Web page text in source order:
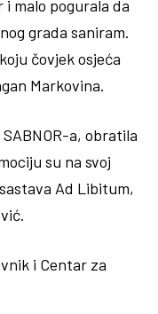
malo pogurala da
grada saniram.
čovjek osjeća
Markovina.
a, obratila
su na svoj
Ad Libitum,
i Centar za